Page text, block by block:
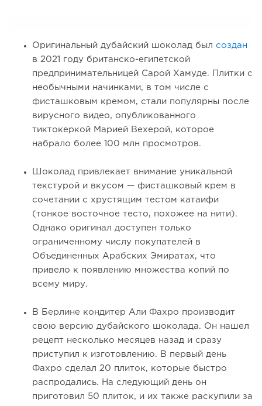
Оригинальный дубайский шоколад был создан
в 2021 году британско-египетской
предпринимательницей Сарой Хамуде. Плитки с
необычными начинками, в том числе с
фисташковым кремом, стали популярны после
вирусного видео, опубликованного
тиктокеркой Марией Вехерой, которое
набрало более 100 млн просмотров.
Шоколад привлекает внимание уникальной
текстурой и вкусом — фисташковый крем в
сочетании с хрустящим тестом катаифи
(тонкое восточное тесто, похожее на нити).
Однако оригинал доступен только
ограниченному числу покупателей в
Объединенных Арабских Эмиратах, что
привело к появлению множества копий по
всему миру.
В Берлине кондитер Али Фахро производит
свою версию дубайского шоколада. Он нашел
рецепт несколько месяцев назад и сразу
приступил к изготовлению. В первый день
Фахро сделал 20 плиток, которые быстро
распродались. На следующий день он
приготовил 50 плиток, и их также раскупили за